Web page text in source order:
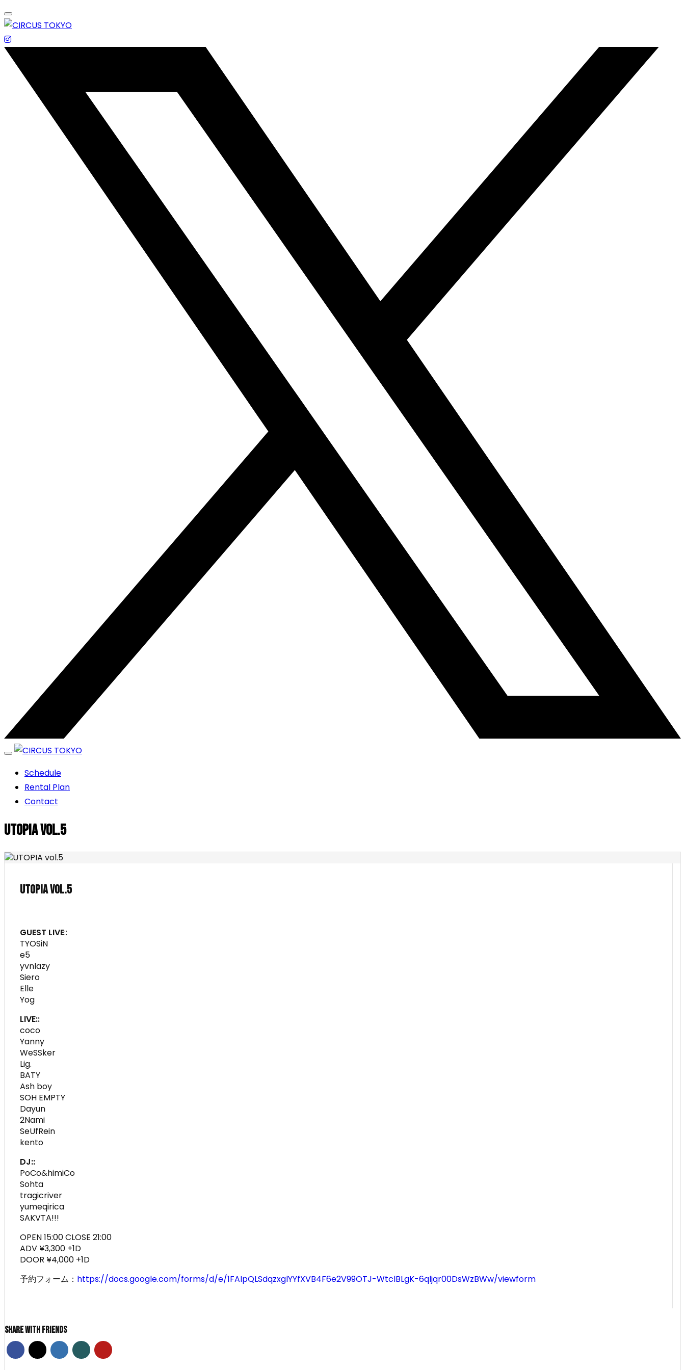
Skip
to
content
エンターテイメントスペース
CIRCUS TOKYO
エンターテイメントスペース
Schedule
Rental Plan
Contact
UTOPIA vol.5
UTOPIA vol.5
GUEST LIVE::
TYOSiN
e5
yvnlazy
Siero
Elle
Yog
LIVE::
coco
Yanny
WeSSker
Lig.
BATY
Ash boy
SOH EMPTY
Dayun
2Nami
SeUfRein
kento
DJ::
PoCo&himiCo
Sohta
tragicriver
yumeqirica
SAKVTA!!!
OPEN 15:00 CLOSE 21:00
ADV ¥3,300 +1D
DOOR ¥4,000 +1D
予約フォーム： https://docs.google.com/forms/d/e/1FAIpQLSdqzxglYYfXVB4F6e2V99OTJ-WtclBLgK-6qljqr00DsWzBWw/viewform
Share With Friends